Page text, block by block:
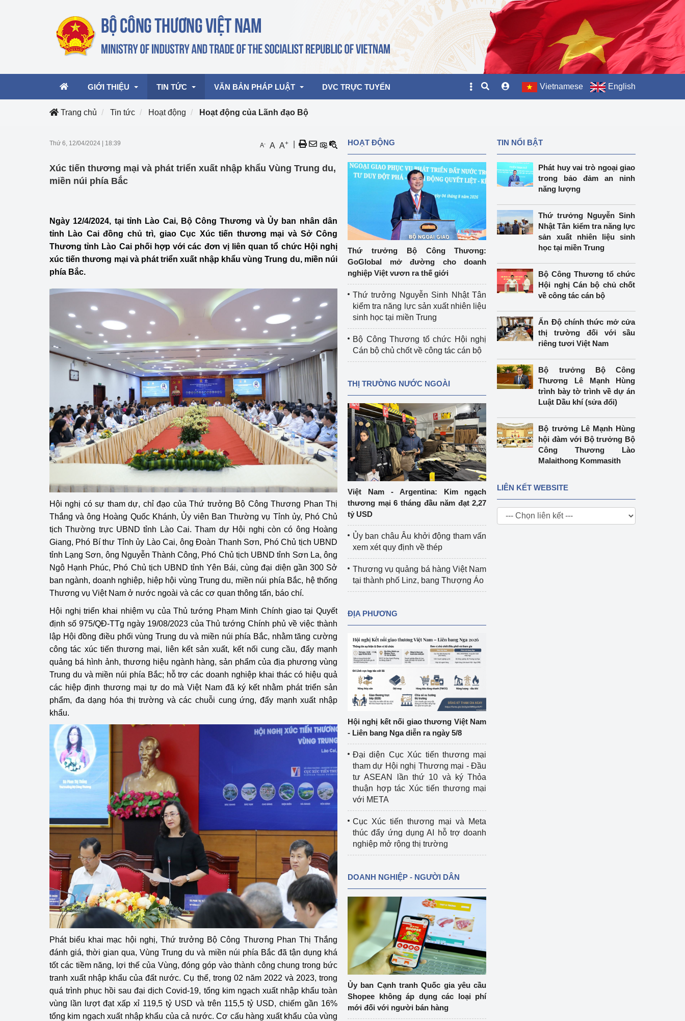
GIỚI THIỆU
Cơ cấu tổ chức
TIN TỨC
Hoạt động của Lãnh đạo Bộ
mại, Dịch vụ Việt Nam 2026
Công Thương - Công luận
Họp báo
Thông cáo báo chí
Chuyển đổi số
Bản tin Thị trường Nông Lâm Thủy sản
Phát triển nguồn nhân lực
Phát triển bền vững
Tổ chức kiểm định
Tổ chức kiểm định kỹ thuật an toàn lao
động thuộc thẩm quyền quản lý của
Bộ Công Thương
Tổ chức được cấp GCN đăng ký, hoạt
động kiểm định thiết bị, dụng cụ điện
làm việc ở môi trường không có nguy
hiểm khí, bụi nổ
Cơ sở sản xuất, sửa chữa chai chứa
Tổ chức huấn luyện, bồi dưỡng
nghiệp vụ kiểm định kỹ thuật an toàn
lao động
Văn hóa ngành Công Thương
Tái cơ cấu ngành Công Thương
Quản lý thị trường
Sử dụng năng lượng tiết kiệm và
hiệu quả
Hiệu quả năng lượng
Khoa học, công nghệ và đổi mới sáng
tạo
Thông báo
Bảo vệ môi trường Video bảo vệ môi trường
Album ảnh bảo vệ môi trường
Văn bản về môi trường
Đọc báo giúp bạn
Bảo vệ nền tảng tư tưởng của Đảng
Doanh nghiệp - Người dân
Xúc tiến thương mại Khu vực miền Bắc
Khu vực miền Trung
Khu vực miền Nam
Hiệp định EVFTA
Thị trường châu Á – châu Phi
Thị trường châu Âu – châu Mỹ
Thị trường trong nước
Ngành Công Thương đưa nghị quyết
Đại hội XIV của Đảng vào cuộc sống
Phát triển công nghiệpCông nghiệp nền tảng
Chính sách
Phát triển năng lượng
VĂN BẢN PHÁP LUẬT DVC TRỰC TUYẾN Vietnamese English
Trang chủ Tin tức Hoạt động Hoạt động của Lãnh đạo Bộ
Thứ 6, 12/04/2024 18:39 A- A A+
Xúc tiến thương mại và phát triển xuất nhập khẩu Vùng Trung du,
miền núi phía Bắc
Ngày 12/4/2024, tại tỉnh Lào Cai, Bộ Công Thương và Ủy ban nhân dân
tỉnh Lào Cai đồng chủ trì, giao Cục Xúc tiến thương mại và Sở Công
Thương tỉnh Lào Cai phối hợp với các đơn vị liên quan tổ chức Hội nghị
xúc tiến thương mại và phát triển xuất nhập khẩu vùng Trung du, miền núi
phía Bắc.
Hội nghị có sự tham dự, chỉ đạo của Thứ trưởng Bộ Công Thương Phan Thị
Thắng và ông Hoàng Quốc Khánh, Ủy viên Ban Thường vụ Tỉnh ủy, Phó Chủ
tịch Thường trực UBND tỉnh Lào Cai. Tham dự Hội nghị còn có ông Hoàng
Giang, Phó Bí thư Tỉnh ủy Lào Cai, ông Đoàn Thanh Sơn, Phó Chủ tịch UBND
tỉnh Lạng Sơn, ông Nguyễn Thành Công, Phó Chủ tịch UBND tỉnh Sơn La, ông
Ngô Hạnh Phúc, Phó Chủ tịch UBND tỉnh Yên Bái, cùng đại diện gần 300 Sở
ban ngành, doanh nghiệp, hiệp hội vùng Trung du, miền núi phía Bắc, hệ thống
Thương vụ Việt Nam ở nước ngoài và các cơ quan thông tấn, báo chí.
Hội nghị triển khai nhiệm vụ của Thủ tướng Phạm Minh Chính giao tại Quyết
định số 975/QĐ-TTg ngày 19/08/2023 của Thủ tướng Chính phủ về việc thành
lập Hội đồng điều phối vùng Trung du và miền núi phía Bắc, nhằm tăng cường
công tác xúc tiến thương mại, liên kết sản xuất, kết nối cung cầu, đẩy mạnh
quảng bá hình ảnh, thương hiệu ngành hàng, sản phẩm của địa phương vùng
Trung du và miền núi phía Bắc; hỗ trợ các doanh nghiệp khai thác có hiệu quả
các hiệp định thương mại tự do mà Việt Nam đã ký kết nhằm phát triển sản
phẩm, đa dạng hóa thị trường và các chuỗi cung ứng, đẩy mạnh xuất nhập
khẩu.
Phát biểu khai mạc hội nghị, Thứ trưởng Bộ Công Thương Phan Thị Thắng
đánh giá, thời gian qua, Vùng Trung du và miền núi phía Bắc đã tận dụng khá
tốt các tiềm năng, lợi thế của Vùng, đóng góp vào thành công chung trong bức
tranh xuất nhập khẩu của đất nước. Cụ thể, trong 02 năm 2022 và 2023, trong
quá trình phục hồi sau đại dịch Covid-19, tổng kim ngạch xuất nhập khẩu toàn
vùng lần lượt đạt xấp xỉ 119,5 tỷ USD và trên 115,5 tỷ USD, chiếm gần 16%
tổng kim ngạch xuất nhập khẩu của cả nước. Cơ cấu hàng xuất khẩu của vùng
HOẠT ĐỘNG
Thứ trưởng Bộ Công Thương:
GoGlobal mở đường cho doanh
nghiệp Việt vươn ra thế giới
Thứ trưởng Nguyễn Sinh Nhật Tân
kiểm tra năng lực sản xuất nhiên liệu
sinh học tại miền Trung
Bộ Công Thương tổ chức Hội nghị
Cán bộ chủ chốt về công tác cán bộ
THỊ TRƯỜNG NƯỚC NGOÀI
Việt Nam - Argentina: Kim ngạch
thương mại 6 tháng đầu năm đạt 2,27
tỷ USD
Ủy ban châu Âu khởi động tham vấn
xem xét quy định về thép
Thương vụ quảng bá hàng Việt Nam
tại thành phố Linz, bang Thượng Áo
ĐỊA PHƯƠNG
Hội nghị kết nối giao thương Việt Nam
- Liên bang Nga diễn ra ngày 5/8
Đại diện Cục Xúc tiến thương mại
tham dự Hội nghị Thương mại - Đầu
tư ASEAN lần thứ 10 và ký Thỏa
thuận hợp tác Xúc tiến thương mại
với META
Cục Xúc tiến thương mại và Meta
thúc đẩy ứng dụng AI hỗ trợ doanh
nghiệp mở rộng thị trường
DOANH NGHIỆP - NGƯỜI DÂN
Ủy ban Cạnh tranh Quốc gia yêu cầu
Shopee không áp dụng các loại phí
mới đối với người bán hàng
TIN NỔI BẬT
Phát huy vai trò ngoại giao
trong bảo đảm an ninh
năng lượng
Thứ trưởng Nguyễn Sinh
Nhật Tân kiểm tra năng lực
sản xuất nhiên liệu sinh
học tại miền Trung
Bộ Công Thương tổ chức
Hội nghị Cán bộ chủ chốt
về công tác cán bộ
Ấn Độ chính thức mở cửa
thị trường đối với sầu
riêng tươi Việt Nam
Bộ trưởng Bộ Công
Thương Lê Mạnh Hùng
trình bày tờ trình về dự án
Luật Dầu khí (sửa đổi)
Bộ trưởng Lê Mạnh Hùng
hội đàm với Bộ trưởng Bộ
Công Thương Lào
Malaithong Kommasith
LIÊN KẾT WEBSITE